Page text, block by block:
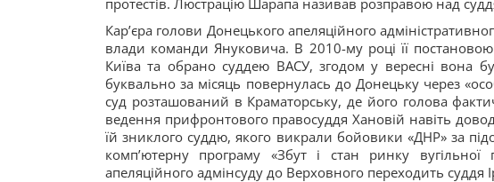
протестів. Люстрацію Шарапа називав розправою над
Кар’єра голови Донецького апеляційного
влади команди Януковича. В 2010-му році її
Київа та обрано суддею ВАСУ, згодом у вересні вона
буквально за місяць повернулась до Донецьку через
суд розташований в Краматорську, де його голова
ведення прифронтового правосуддя Хановій навіть
їй зниклого суддю, якого викрали бойовики «ДНР» за
комп’ютерну програму «Збут і стан ринку
апеляційного адмінсуду до Верховного переходить суддя